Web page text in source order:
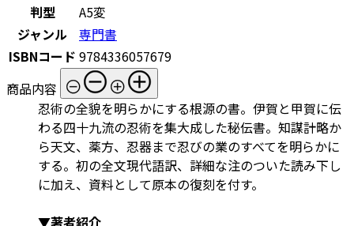
判型
A5変
ジャンル
専門書
ISBNコード 9784336057679
商品内容
忍術の全貌を明らかにする根源の書。伊賀と甲賀に伝
わる四十九流の忍術を集大成した秘伝書。知謀計略か
ら天文、薬方、忍器まで忍びの業のすべてを明らかに
する。初の全文現代語訳、詳細な注のついた読み下し
に加え、資料として原本の復刻を付す。
▼著者紹介